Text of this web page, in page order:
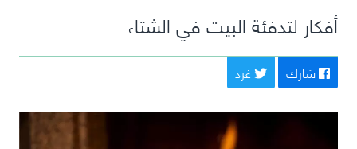
أفكار لتدفئة البيت في الشتاء
شارك غرد